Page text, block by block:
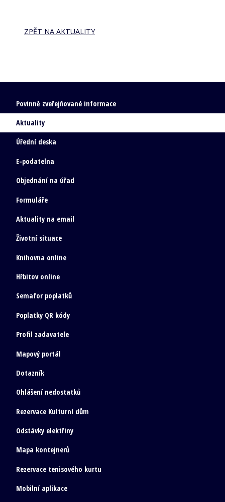
ZPĚT NA AKTUALITY
Povinně zveřejňované informace
Aktuality
Úřední deska
E-podatelna
Objednání na úřad
Formuláře
Aktuality na email
Životní situace
Knihovna online
Hřbitov online
Semafor poplatků
Poplatky QR kódy
Profil zadavatele
Mapový portál
Dotazník
Ohlášení nedostatků
Rezervace Kulturní dům
Odstávky elektřiny
Mapa kontejnerů
Rezervace tenisového kurtu
Mobilní aplikace